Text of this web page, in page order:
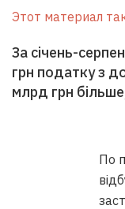
Этот материал
За січень-
грн податку з
млрд грн
По